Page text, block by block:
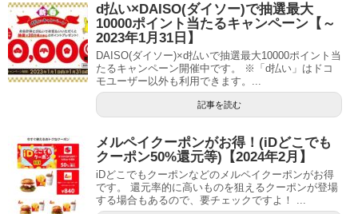
d払い×DAISO(ダイソー)で抽選最大
10000ポイント当たるキャンペーン【～
2023年1月31日】
DAISO(ダイソー)×d払いで抽選最大10000ポイント当
たるキャンペーン開催中です。 ※「d払い」はドコ
モユーザー以外も利用できます。...
記事を読む
メルペイクーポンがお得！(iDどこでも
クーポン50%還元等)【2024年2月】
iDどこでもクーポンなどのメルペイクーポンがお得
です。 還元率的に高いものを狙えるクーポンが登場
する場合もあるので、要チェックですよ！ ...